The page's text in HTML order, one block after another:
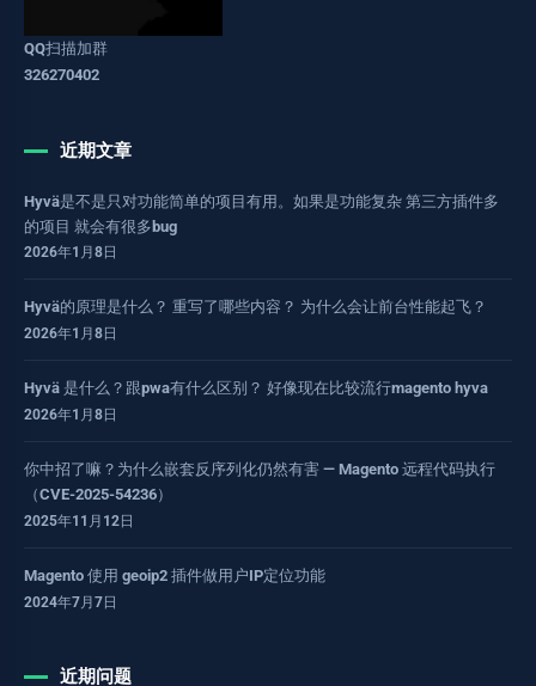
QQ扫描加群
326270402
近期文章
Hyvä是不是只对功能简单的项目有用。如果是功能复杂 第三方插件多
的项目 就会有很多bug
2026年1月8日
Hyvä的原理是什么？ 重写了哪些内容？ 为什么会让前台性能起飞？
2026年1月8日
Hyvä 是什么？跟pwa有什么区别？ 好像现在比较流行magento hyva
2026年1月8日
你中招了嘛？为什么嵌套反序列化仍然有害 — Magento 远程代码执行
（CVE-2025-54236）
2025年11月12日
Magento 使用 geoip2 插件做用户IP定位功能
2024年7月7日
近期问题